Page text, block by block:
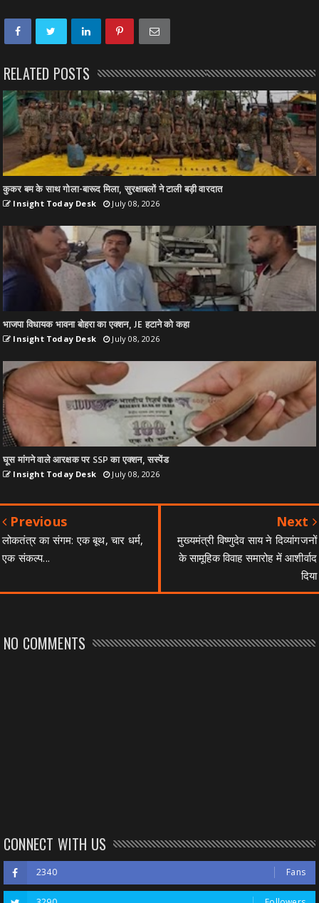
RELATED POSTS
कुकर बम के साथ गोला-बारूद मिला, सुरक्षाबलों ने टाली बड़ी वारदात
Insight Today Desk July 08, 2026
भाजपा विधायक भावना बोहरा का एक्शन, JE हटाने को कहा
Insight Today Desk July 08, 2026
घूस मांगने वाले आरक्षक पर SSP का एक्शन, सस्पेंड
Insight Today Desk July 08, 2026
Previous
लोकतंत्र का संगम: एक बूथ, चार धर्म,
एक संकल्प...
Next
मुख्यमंत्री विष्णुदेव साय ने दिव्यांगजनों
के सामूहिक विवाह समारोह में आशीर्वाद
दिया
NO COMMENTS
CONNECT WITH US
2340 Fans